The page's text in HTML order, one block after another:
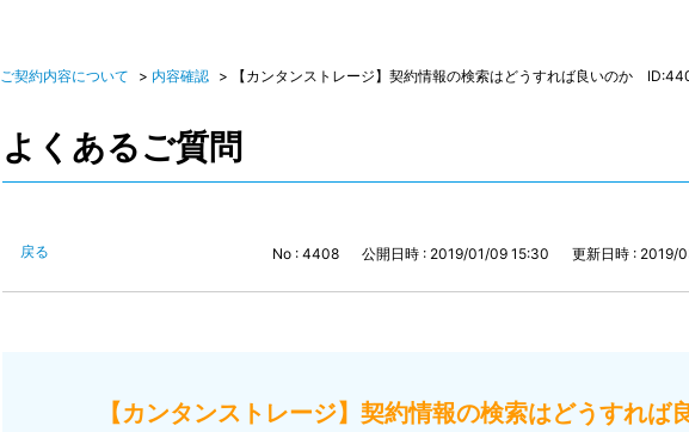
ご契約内容について > 内容確認 > 【カンタンストレージ】契約情報の検索はどうすれば良いのか
よくあるご質問
戻る No : 4408 公開日時 : 2019/01/09 15:30 更新日時 : 2019/
【カンタンストレージ】契約情報の検索はどうすれば